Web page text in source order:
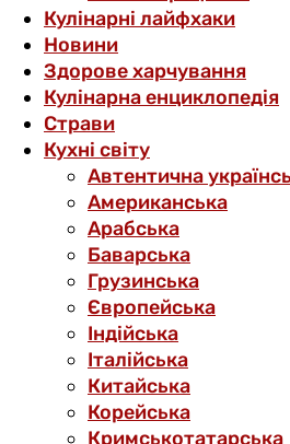
Кулінарні лайфхаки
Новини
Здорове харчування
Кулінарна енциклопедія
Страви
Кухні світу
Автентична
Американська
Арабська
Баварська
Грузинська
Європейська
Індійська
Італійська
Китайська
Корейська
Кримськотатарська